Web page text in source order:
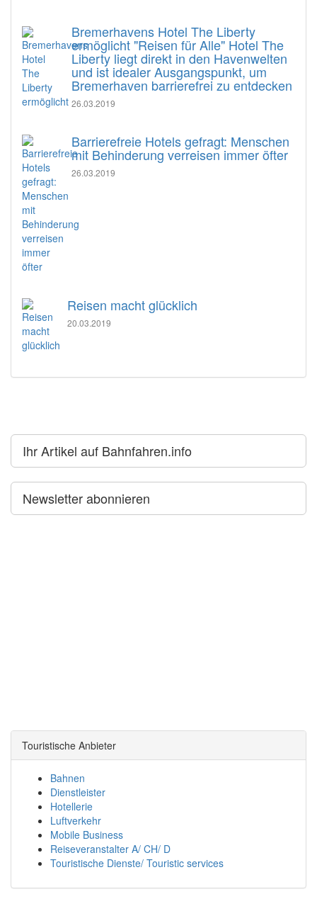
Bremerhavens Hotel The Liberty
ermöglicht "Reisen für Alle" Hotel The
Liberty liegt direkt in den Havenwelten
und ist idealer Ausgangspunkt, um
Bremerhaven barrierefrei zu entdecken
26.03.2019
Barrierefreie Hotels gefragt: Menschen
mit Behinderung verreisen immer öfter
26.03.2019
Reisen macht glücklich
20.03.2019
Ihr Artikel auf Bahnfahren.info
Newsletter abonnieren
Touristische Anbieter
Bahnen
Dienstleister
Hotellerie
Luftverkehr
Mobile Business
Reiseveranstalter A/ CH/ D
Touristische Dienste/ Touristic services